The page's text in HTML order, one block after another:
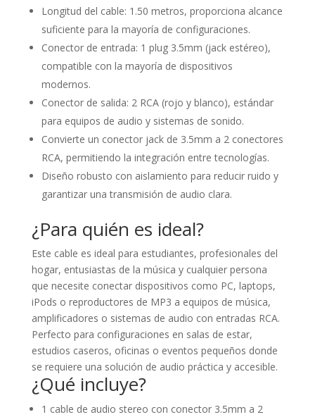
Longitud del cable: 1.50 metros, proporciona alcance
suficiente para la mayoría de configuraciones.
Conector de entrada: 1 plug 3.5mm (jack estéreo),
compatible con la mayoría de dispositivos
modernos.
Conector de salida: 2 RCA (rojo y blanco), estándar
para equipos de audio y sistemas de sonido.
Convierte un conector jack de 3.5mm a 2 conectores
RCA, permitiendo la integración entre tecnologías.
Diseño robusto con aislamiento para reducir ruido y
garantizar una transmisión de audio clara.
¿Para quién es ideal?
Este cable es ideal para estudiantes, profesionales del
hogar, entusiastas de la música y cualquier persona
que necesite conectar dispositivos como PC, laptops,
iPods o reproductores de MP3 a equipos de música,
amplificadores o sistemas de audio con entradas RCA.
Perfecto para configuraciones en salas de estar,
estudios caseros, oficinas o eventos pequeños donde
se requiere una solución de audio práctica y accesible.
¿Qué incluye?
1 cable de audio stereo con conector 3.5mm a 2